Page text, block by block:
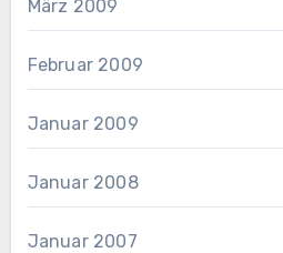
März 2009
Februar 2009
Januar 2009
Januar 2008
Januar 2007